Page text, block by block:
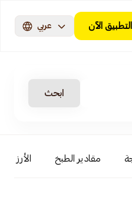
الآن عربي
ابحث
مقادير الطبخ الأرز